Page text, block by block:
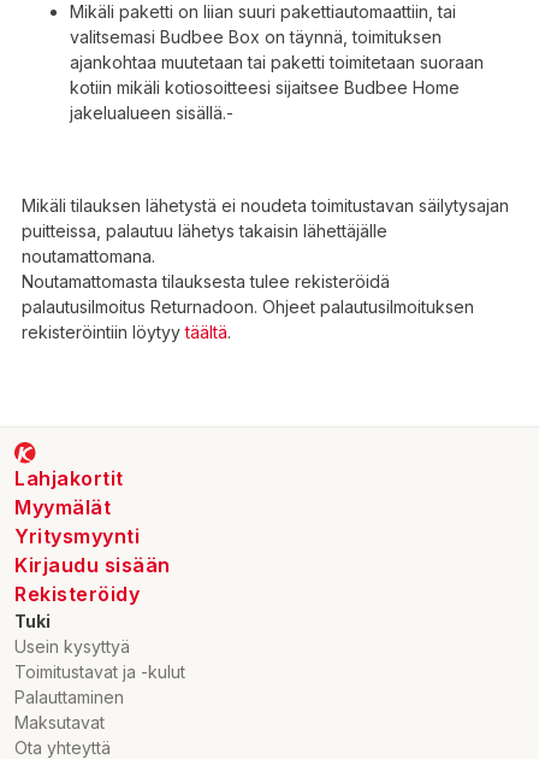
Mikäli paketti on liian suuri pakettiautomaattiin, tai
valitsemasi Budbee Box on täynnä, toimituksen
ajankohtaa muutetaan tai paketti toimitetaan suoraan
kotiin mikäli kotiosoitteesi sijaitsee Budbee Home
jakelualueen sisällä.-
Mikäli tilauksen lähetystä ei noudeta toimitustavan säilytysajan
puitteissa, palautuu lähetys takaisin lähettäjälle
noutamattomana.
Noutamattomasta tilauksesta tulee rekisteröidä
palautusilmoitus Returnadoon. Ohjeet palautusilmoituksen
rekisteröintiin löytyytäältä.
Lahjakortit
Myymälät
Yritysmyynti
Kirjaudu sisään
Rekisteröidy
Tuki
Usein kysyttyä
Toimitustavat ja -kulut
Palauttaminen
Maksutavat
Ota yhteyttä